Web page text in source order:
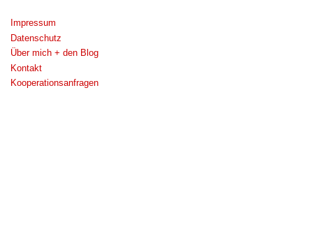
Impressum
Datenschutz
Über mich + den Blog
Kontakt
Kooperationsanfragen